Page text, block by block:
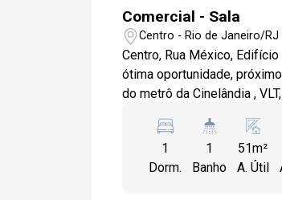
Comercial - Sala
Centro - Rio de Janeiro/RJ
Centro, Rua México,
ótima oportunidade,
do metrô da Cinelândia ,
Temos outras. Ligue e
visita!!!1
Dorm.
1
Banho
51m²
A. Útil